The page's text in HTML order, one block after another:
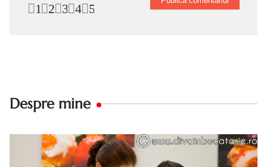
5
4
3
2
1
Despre mine